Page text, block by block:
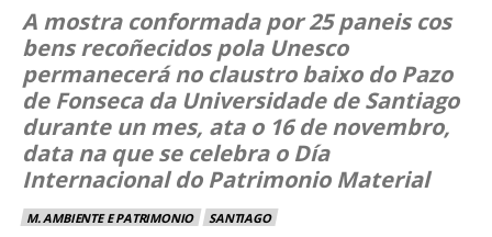
A mostra conformada por 25 paneis cos
bens recoñecidos pola Unesco
permanecerá no claustro baixo do Pazo
de Fonseca da Universidade de Santiago
durante un mes, ata o 16 de novembro,
data na que se celebra o Día
Internacional do Patrimonio Material
M. AMBIENTE E PATRIMONIO SANTIAGO